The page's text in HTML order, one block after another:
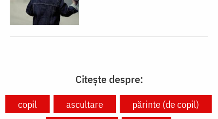
Citește despre:
copil ascultare
părinte (de copil)